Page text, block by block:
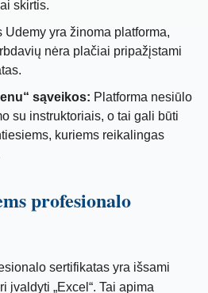
skirtis.
Udemy yra žinoma platforma,
nėra plačiai pripažįstami
sąveikos: Platforma nesiūlo
su instruktoriais, o tai gali būti
kuriems reikalingas
profesionalo
sertifikatas yra išsami
įvaldyti „Excel“. Tai apima